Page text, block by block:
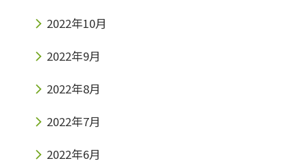
2022年10月
2022年9月
2022年8月
2022年7月
2022年6月